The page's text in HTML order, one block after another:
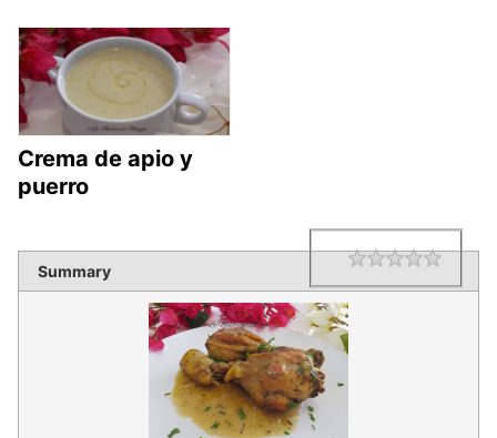
Crema de apio y
puerro
Summary Rating